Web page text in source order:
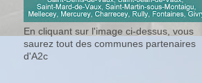
En cliquant sur l'image ci-dessus, vous
saurez tout des communes partenaires
d'A2c